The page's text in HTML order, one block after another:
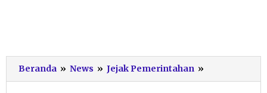
Beranda » News » Jejak Pemerintahan »
Mutasi